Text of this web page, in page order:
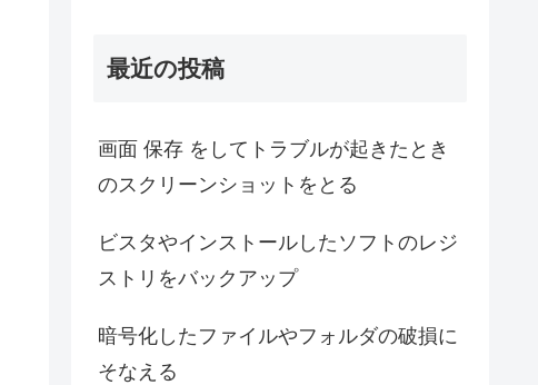
最近の投稿
画面 保存 をしてトラブルが起きたとき
のスクリーンショットをとる
ビスタやインストールしたソフトのレジ
ストリをバックアップ
暗号化したファイルやフォルダの破損に
そなえる